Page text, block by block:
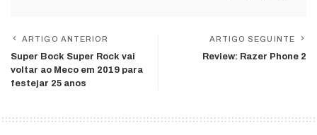
ARTIGO ANTERIOR
Super Bock Super Rock vai
voltar ao Meco em 2019 para
festejar 25 anos
ARTIGO SEGUINTE
Review: Razer Phone 2